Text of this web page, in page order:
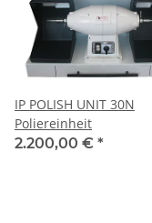
IP POLISH UNIT 30N
Poliereinheit
2.200,00 € *